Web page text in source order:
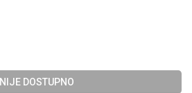
NIJE DOSTUPNO